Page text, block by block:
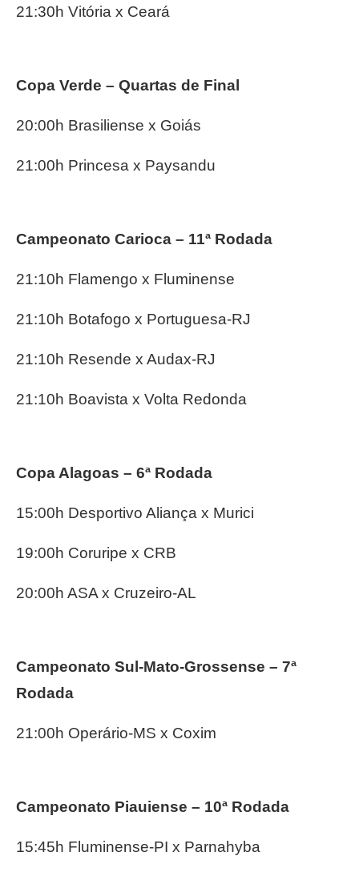
21:30h Vitória x Ceará
Copa Verde – Quartas de Final
20:00h Brasiliense x Goiás
21:00h Princesa x Paysandu
Campeonato Carioca – 11ª Rodada
21:10h Flamengo x Fluminense
21:10h Botafogo x Portuguesa-RJ
21:10h Resende x Audax-RJ
21:10h Boavista x Volta Redonda
Copa Alagoas – 6ª Rodada
15:00h Desportivo Aliança x Murici
19:00h Coruripe x CRB
20:00h ASA x Cruzeiro-AL
Campeonato Sul-Mato-Grossense – 7ª
Rodada
21:00h Operário-MS x Coxim
Campeonato Piauiense – 10ª Rodada
15:45h Fluminense-PI x Parnahyba